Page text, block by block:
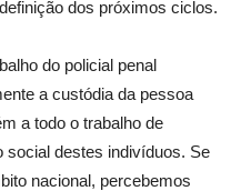
dos próximos ciclos.
do policial penal
a custódia da pessoa
a todo o trabalho de
social destes indivíduos. Se
nacional, percebemos